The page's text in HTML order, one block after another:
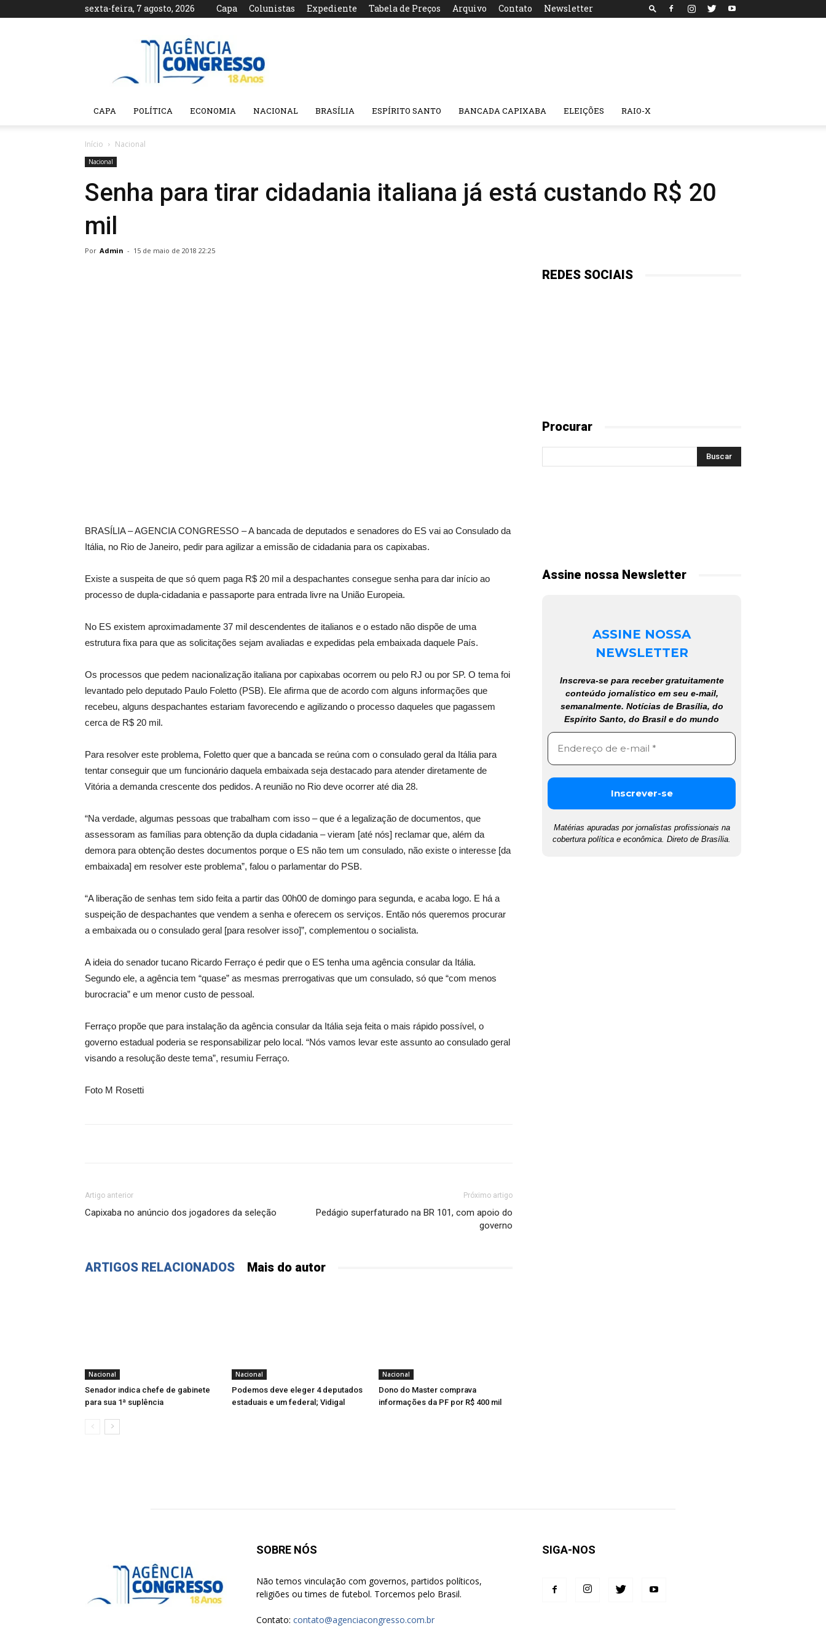
sexta-feira, 7 agosto, 2026 Capa Colunistas Expediente Tabela de Preços Arquivo Contato Newsletter
Agência
CAPA POLÍTICA ECONOMIA NACIONAL BRASÍLIA ESPÍRITO SANTO BANCADA CAPIXABA ELEIÇÕES RAIO-X
Início Nacional
Nacional
Senha para tirar cidadania italiana já está custando R$ 20
mil
Por Admin - 15 de maio de 2018 22:25
BRASÍLIA – AGENCIA CONGRESSO – A bancada de deputados e senadores do ES vai ao Consulado da
Itália, no Rio de Janeiro, pedir para agilizar a emissão de cidadania para os capixabas.
Existe a suspeita de que só quem paga R$ 20 mil a despachantes consegue senha para dar início ao
processo de dupla-cidadania e passaporte para entrada livre na União Europeia.
No ES existem aproximadamente 37 mil descendentes de italianos e o estado não dispõe de uma
estrutura fixa para que as solicitações sejam avaliadas e expedidas pela embaixada daquele País.
Os processos que pedem nacionalização italiana por capixabas ocorrem ou pelo RJ ou por SP. O tema foi
levantado pelo deputado Paulo Foletto (PSB). Ele afirma que de acordo com alguns informações que
recebeu, alguns despachantes estariam favorecendo e agilizando o processo daqueles que pagassem
cerca de R$ 20 mil.
Para resolver este problema, Foletto quer que a bancada se reúna com o consulado geral da Itália para
tentar conseguir que um funcionário daquela embaixada seja destacado para atender diretamente de
Vitória a demanda crescente dos pedidos. A reunião no Rio deve ocorrer até dia 28.
“Na verdade, algumas pessoas que trabalham com isso – que é a legalização de documentos, que
assessoram as famílias para obtenção da dupla cidadania – vieram [até nós] reclamar que, além da
demora para obtenção destes documentos porque o ES não tem um consulado, não existe o interesse [da
embaixada] em resolver este problema”, falou o parlamentar do PSB.
“A liberação de senhas tem sido feita a partir das 00h00 de domingo para segunda, e acaba logo. E há a
suspeição de despachantes que vendem a senha e oferecem os serviços. Então nós queremos procurar
a embaixada ou o consulado geral [para resolver isso]”, complementou o socialista.
A ideia do senador tucano Ricardo Ferraço é pedir que o ES tenha uma agência consular da Itália.
Segundo ele, a agência tem “quase” as mesmas prerrogativas que um consulado, só que “com menos
burocracia” e um menor custo de pessoal.
Ferraço propõe que para instalação da agência consular da Itália seja feita o mais rápido possível, o
governo estadual poderia se responsabilizar pelo local. “Nós vamos levar este assunto ao consulado geral
visando a resolução deste tema”, resumiu Ferraço.
Foto M Rosetti
Artigo anterior
Capixaba no anúncio dos jogadores da seleção
Próximo artigo
Pedágio superfaturado na BR 101, com apoio do
governo
ARTIGOS RELACIONADOS Mais do autor
Nacional
Senador indica chefe de gabinete
para sua 1ª suplência
Nacional
Podemos deve eleger 4 deputados
estaduais e um federal; Vidigal
Nacional
Dono do Master comprava
informações da PF por R$ 400 mil
REDES SOCIAIS
Procurar
Assine nossa Newsletter
ASSINE NOSSA
NEWSLETTER
Inscreva-se para receber gratuitamente
conteúdo jornalístico em seu e-mail,
semanalmente. Notícias de Brasília, do
Espírito Santo, do Brasil e do mundo
Matérias apuradas por jornalistas profissionais na
cobertura política e econômica. Direto de Brasília.
SOBRE NÓS
Não temos vinculação com governos, partidos políticos,
religiões ou times de futebol. Torcemos pelo Brasil.
Contato: contato@agenciacongresso.com.br
SIGA-NOS